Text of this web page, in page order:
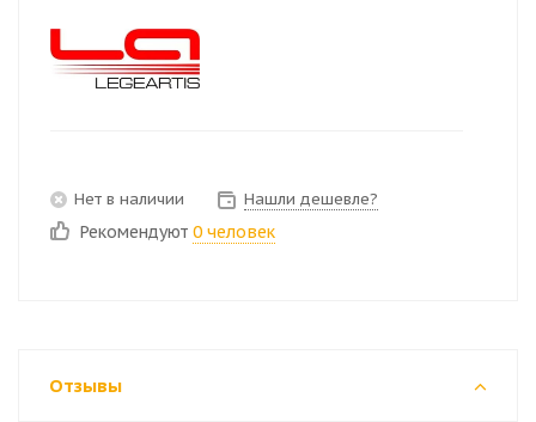
Нет в наличии Нашли дешевле?
Рекомендуют 0 человек
Отзывы